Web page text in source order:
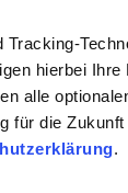
hierbei
alle
für die